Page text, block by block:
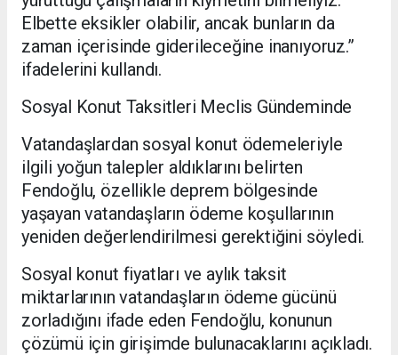
Elbette eksikler olabilir, ancak bunların da
zaman içerisinde giderileceğine inanıyoruz.”
ifadelerini kullandı.
Sosyal Konut Taksitleri Meclis Gündeminde
Vatandaşlardan sosyal konut ödemeleriyle
ilgili yoğun talepler aldıklarını belirten
Fendoğlu, özellikle deprem bölgesinde
yaşayan vatandaşların ödeme koşullarının
yeniden değerlendirilmesi gerektiğini söyledi.
Sosyal konut fiyatları ve aylık taksit
miktarlarının vatandaşların ödeme gücünü
zorladığını ifade eden Fendoğlu, konunun
çözümü için girişimde bulunacaklarını açıkladı.